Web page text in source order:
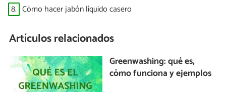
8. Cómo hacer jabón líquido casero
Artículos relacionados
Greenwashing: qué es,
cómo funciona y ejemplos